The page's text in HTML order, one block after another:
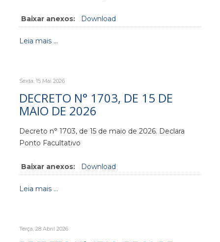
Baixar anexos: Download
Leia mais ...
Sexta, 15 Mai 2026
DECRETO N° 1703, DE 15 DE
MAIO DE 2026
Decreto n° 1703, de 15 de maio de 2026. Declara
Ponto Facultativo
Baixar anexos: Download
Leia mais ...
Terça, 28 Abril 2026